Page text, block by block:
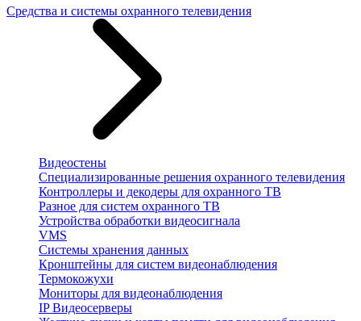
Средства и системы охранного телевидения
Видеостены
Специализированные решения охранного телевидения
Контроллеры и декодеры для охранного ТВ
Разное для систем охранного ТВ
Устройства обработки видеосигнала
VMS
Системы хранения данных
Кронштейны для систем видеонаблюдения
Термокожухи
Мониторы для видеонаблюдения
IP Видеосерверы